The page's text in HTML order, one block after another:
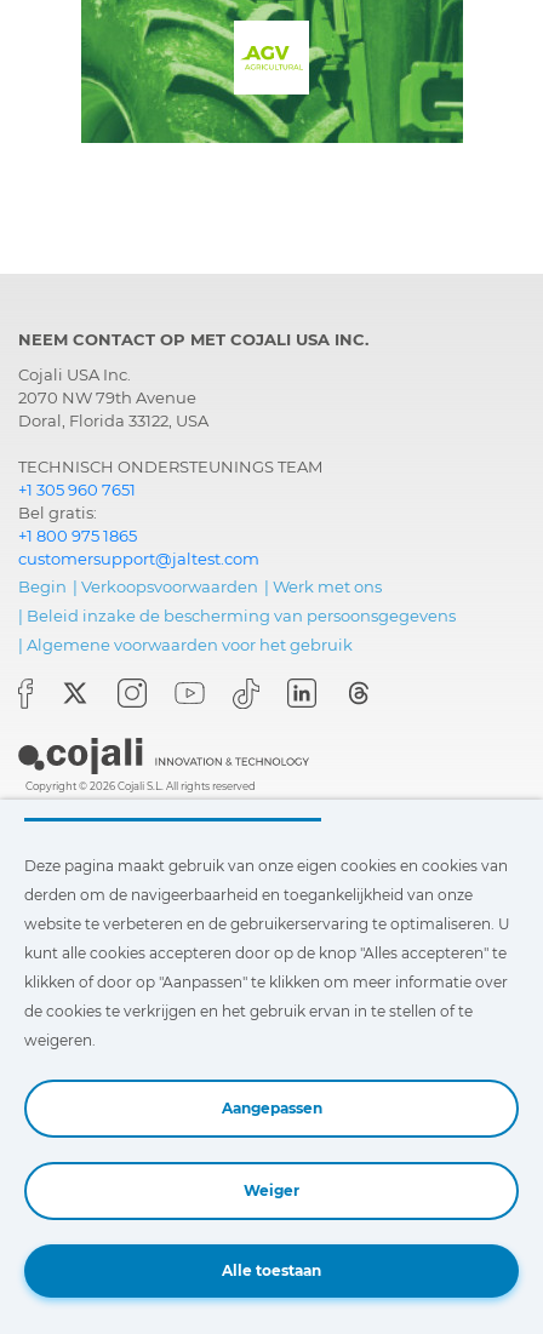
NEEM CONTACT OP MET COJALI USA INC.
Cojali USA Inc.
2070 NW 79th Avenue
Doral, Florida 33122, USA
TECHNISCH ONDERSTEUNINGS TEAM
+1 305 960 7651
Bel gratis:
+1 800 975 1865
customersupport@jaltest.com
Begin | Verkoopsvoorwaarden | Werk met ons
| Beleid inzake de bescherming van persoonsgegevens
| Algemene voorwaarden voor het gebruik
Copyright © 2026 Cojali S.L. All rights reserved
COJALI
Cojali S.L.
i-Parts ASSIST
BEDRIJF
Contact
Over ons
Certificeringen
Verdeler worden
Nieuws
Video´s
FAQ - V&A
Deze pagina maakt gebruik van onze eigen cookies en cookies
onze website te verbeteren en de gebruikerservaring te
optimaliseren. U kunt te klikken op
te klikken
voor meer informatie over deze cookies en om het gebruik
Deze pagina maakt gebruik van onze eigen cookies en cookies van
derden om de navigeerbaarheid en toegankelijkheid van onze
website te verbeteren en de gebruikerservaring te optimaliseren. U
kunt alle cookies accepteren door op de knop "Alles accepteren" te
klikken of door op "Aanpassen" te klikken om meer informatie over
de cookies te verkrijgen en het gebruik ervan in te stellen of te
weigeren.
Aangepassen
Weiger
Alle toestaan